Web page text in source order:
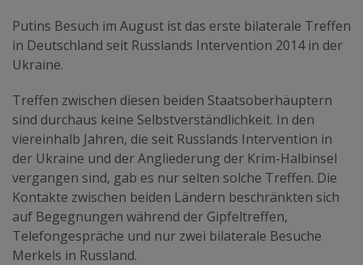
Putins Besuch im August ist das erste bilaterale Treffen
in Deutschland seit Russlands Intervention 2014 in der
Ukraine.
Treffen zwischen diesen beiden Staatsoberhäuptern
sind durchaus keine Selbstverständlichkeit. In den
viereinhalb Jahren, die seit Russlands Intervention in
der Ukraine und der Angliederung der Krim-Halbinsel
vergangen sind, gab es nur selten solche Treffen. Die
Kontakte zwischen beiden Ländern beschränkten sich
auf Begegnungen während der Gipfeltreffen,
Telefongespräche und nur zwei bilaterale Besuche
Merkels in Russland.